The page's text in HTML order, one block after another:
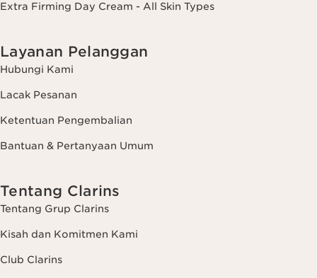
Extra Firming Day Cream - All Skin Types
Layanan Pelanggan
Hubungi Kami
Lacak Pesanan
Ketentuan Pengembalian
Bantuan & Pertanyaan Umum
Tentang Clarins
Tentang Grup Clarins
Kisah dan Komitmen Kami
Club Clarins